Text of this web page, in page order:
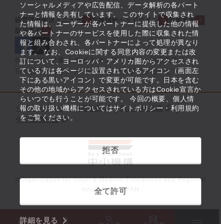
ソーシャルメディアや広告配信、データ解析の各パート
ナーと情報を共有しています。 このサイトで収集され
た情報は、ユーザーが各パートナーに提供した他の情報
や各パートナーのサービスを使用した際に収集された情
報と組み合わされ、各パートナーによって処理が異なり
ます。 なお、Cookieに関する同意内容の変更または改
訂について、ヨーロッパ・アメリカ圏からアクセスされ
ている方は各ページに設置されているアイコン（画面左
下にある黒いアイコン）で変更が可能です。日本を含む
その他の地域からアクセスされている方はCookie宣言か
らいつでも行うことが可能です。 今回の概要、個人情
報の取り扱い機構についてはサイトポリシー・利用規約
をご覧ください。
拒否
全て許可
詳細を見る
経営課題解決メニュー 支援情報ヘッドライン
起業支援
取組事例
役立つリンク集 サイトマップ
サイト利用条件
SNS公式アカウント一覧
ウェブアクセシビリティ
サイトポリシー・利用規約
個人情報保護
中小機構とは
©Organization for Small & Medium Enterprises and Regional
Innovation, JAPAN